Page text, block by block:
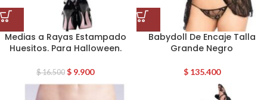
Medias a Rayas Estampado
Huesitos. Para Halloween.
$16.500 $ 9.900
Babydoll De Encaje Talla
Grande Negro
$135.400